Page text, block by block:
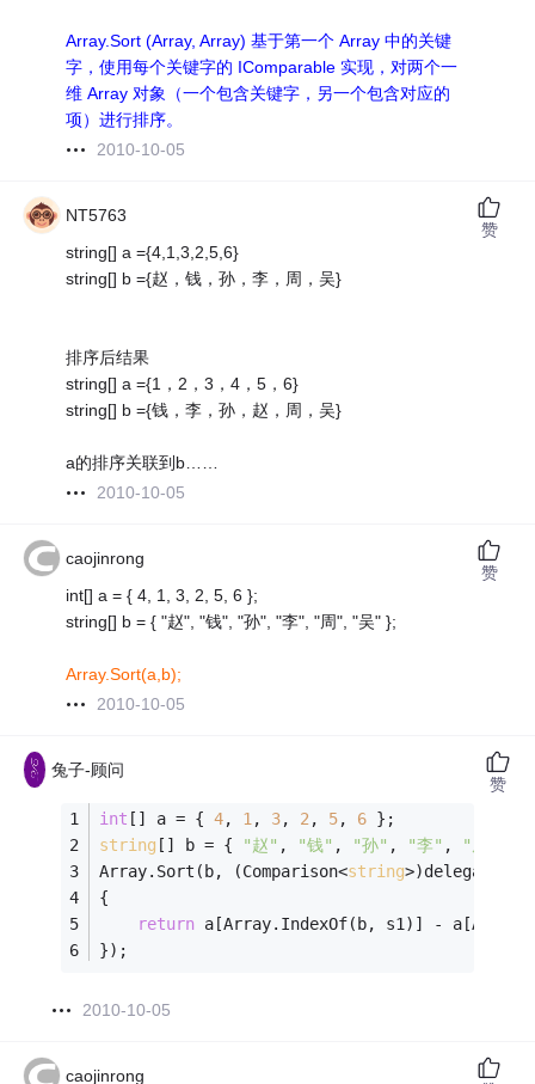
Array.Sort (Array, Array) 基于第一个 Array 中的关键
字，使用每个关键字的 IComparable 实现，对两个一
维 Array 对象（一个包含关键字，另一个包含对应的
项）进行排序。
2010-10-05
NT5763
string[] a ={4,1,3,2,5,6}
string[] b ={赵，钱，孙，李，周，吴}
排序后结果
string[] a ={1，2，3，4，5，6}
string[] b ={钱，李，孙，赵，周，吴}
a的排序关联到b……
2010-10-05
赞
caojinrong
int[] a = { 4, 1, 3, 2, 5, 6 };
string[] b = { "赵", "钱", "孙", "李", "周", "吴" };
Array.Sort(a,b);
2010-10-05
赞
兔子-顾问
int [] a = { 4, 1 , 3, 2 , 5, 6 };
string [] b = { "赵" , "钱" , "孙" , "李" , "周"
Array.Sort(b, (Comparison<string>)delegate(
{
return a[Array.IndexOf(b, s1)] -
});
2010-10-05
赞
caojinrong